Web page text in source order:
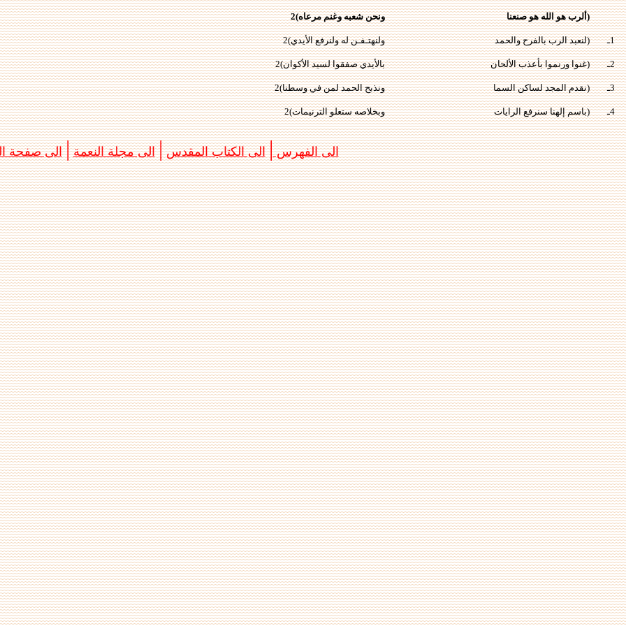
(ألرب هو الله هو صنعنا ونحن شعبه وغنم مرعاه)2
1ـ (لنعبد الرب بالفرح والحمد ولنهتـفـن له ولنرفع الأيدي)2
2ـ (غنوا ورنموا بأعذب الألحان بالأيدي صفقوا لسيد الأكوان)2
3ـ (نقدم المجد لساكن السما ونذبح الحمد لمن في وسطنا)2
4ـ (باسم إلهنا سنرفع الرايات وبخلاصه ستعلو الترنيمات)2
الى الفهرس| الى الكتاب المقدس | الى مجلة النعمة | الى صفحة